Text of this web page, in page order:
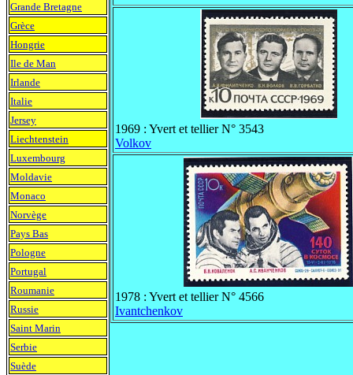
1969 : Yvert et tellier N° 3543
Volkov
1978 : Yvert et tellier N° 4566
Ivantchenkov
Grande Bretagne
Grèce
Hongrie
Ile de Man
Irlande
Italie
Jersey
Liechtenstein
Luxembourg
Moldavie
Monaco
Norvège
Pays Bas
Pologne
Portugal
Roumanie
Russie
Saint Marin
Serbie
Suède